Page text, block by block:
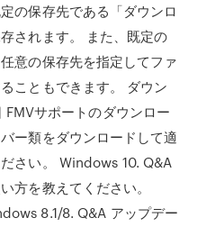
の保存先である「ダウンロ
されます。 また、既定の
意の保存先を指定してファ
こともできます。 ダウン
サポートのダウンロー
ー類をダウンロードして適
さい。 Windows 10. Q&A
方を教えてください。
8.1/8. Q&A アップデー